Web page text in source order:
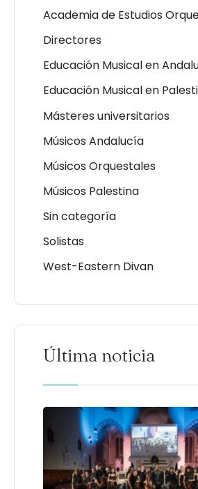
Academia de Estudios
Directores
Educación Musical en
Educación Musical en
Másteres universitarios
Músicos Andalucía
Músicos Orquestales
Músicos Palestina
Sin categoría
Solistas
West-Eastern Divan
Última noticia